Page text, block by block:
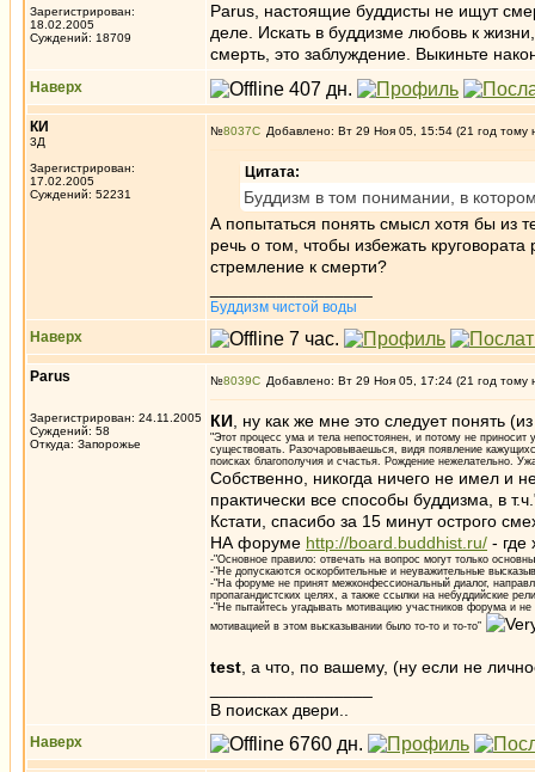
Зарегистрирован:
18.02.2005
Суждений: 18709
Parus, настоящие буддисты не ищут
деле. Искать в буддизме любовь к
смерть, это заблуждение. Выкиньте
Наверх
КИ
3Д
Зарегистрирован:
17.02.2005
Суждений: 52231
№8037 Добавлено: Вт 29 Ноя 05, 15:54 (21 год тому
Цитата:
Буддизм в том понимании, в
А попытаться понять смысл хотя бы из
речь о том, чтобы избежать
стремление к смерти?
Буддизм чистой воды
Наверх
Parus
Зарегистрирован: 24.11.2005
Суждений: 58
Откуда: Запорожье
№8039 Добавлено: Вт 29 Ноя 05, 17:24 (21 год тому
КИ , ну как же мне это следует понять
"Этот процесс ума и тела непостоянен, и потому не
существовать. Разочаровываешься, видя появление
поисках благополучия и счастья. Рождение нежелательно.
Собственно, никогда ничего не имел и
практически все способы буддизма, в
Кстати, спасибо за 15 минут острого
НА форуме http://board.buddhist.ru/ - где
-"Основное правило: отвечать на вопрос могут только
-"Не допускаются оскорбительные и неуважительные
-"На форуме не принят межконфессиональный диалог,
пропагандистских целях, а также ссылки на небуддийские
-"Не пытайтесь угадывать мотивацию участников форума и
мотивацией в этом высказывании было то-то и то-то”
test , а что, по вашему, (ну если не
В поисках двери..
Наверх